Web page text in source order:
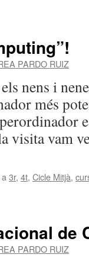
PARDO RUIZ
nens i
més
visita vam
3r, 4t, Cicle Mitjà,
de
PARDO RUIZ